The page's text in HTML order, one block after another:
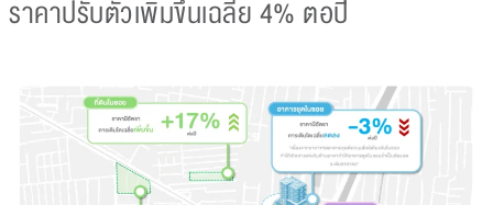
ราคาปรับตัวเพิ่มขึ้นเฉลี่ย 4% ต่อปี